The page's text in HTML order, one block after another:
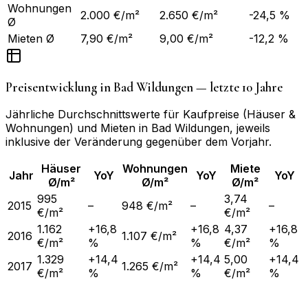
Wohnungen
Ø
2.000 €/m² 2.650 €/m²
-24,5 %
Mieten Ø
7,90 €/m² 9,00 €/m² -12,2 %
Preisentwicklung inBad Wildungen— letzte 10 Jahre
Jährliche Durchschnittswerte für Kaufpreise (Häuser &
Wohnungen) und Mieten in Bad Wildungen, jeweils
inklusive der Veränderung gegenüber dem Vorjahr.
Jahr
Häuser
Ø/m²
YoY
Wohnungen
Ø/m²
YoY
Miete
Ø/m²
YoY
2015 995
€/m²
– 948 €/m² –
3,74
€/m²
–
2016 1.162
€/m²
+16,8
%
1.107 €/m²
+16,8
%
4,37
€/m²
+16,8
%
2017 1.329
€/m²
+14,4
%
1.265 €/m²
+14,4
%
5,00
€/m²
+14,4
%